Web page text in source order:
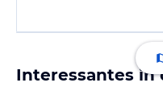
Interessantes in